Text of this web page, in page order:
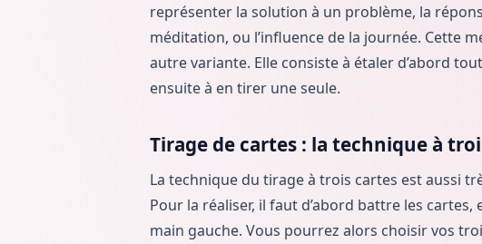
représenter la solution à un problème, la
méditation, ou l’influence de la journée. Cette
autre variante. Elle consiste à étaler d’abord
ensuite à en tirer une seule.
Tirage de cartes : la technique à
La technique du tirage à trois cartes est aussi
Pour la réaliser, il faut d’abord battre les cartes,
main gauche. Vous pourrez alors choisir vos